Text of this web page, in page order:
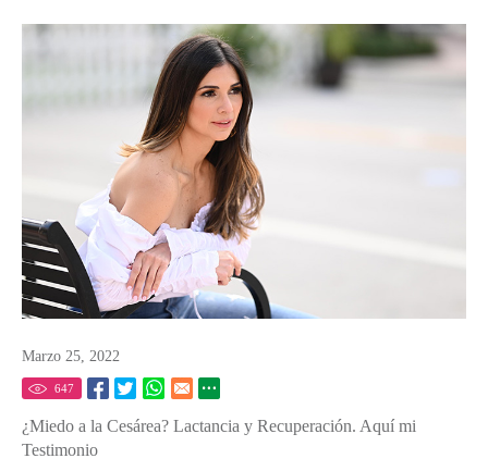
Marzo 25, 2022
647
¿Miedo a la Cesárea? Lactancia y Recuperación. Aquí mi
Testimonio